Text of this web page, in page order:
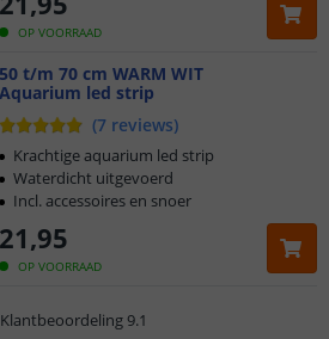
OP VOORRAAD
50 t/m 70 cm WARM WIT
Aquarium led strip
(7 reviews)
OP VOORRAAD
21,95
Krachtige aquarium led strip
Waterdicht uitgevoerd
Incl. accessoires en snoer
uur besteld,morgen in huis
5 jaar garantie
Klantbeoordeling 9.1
uur besteld,morgen in huis